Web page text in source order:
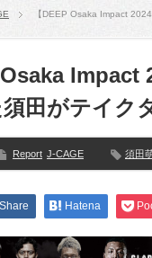
【DEEP Osaka Impact
Osaka
須田がテイク
Report J-CAGE 須田
Share Hatena